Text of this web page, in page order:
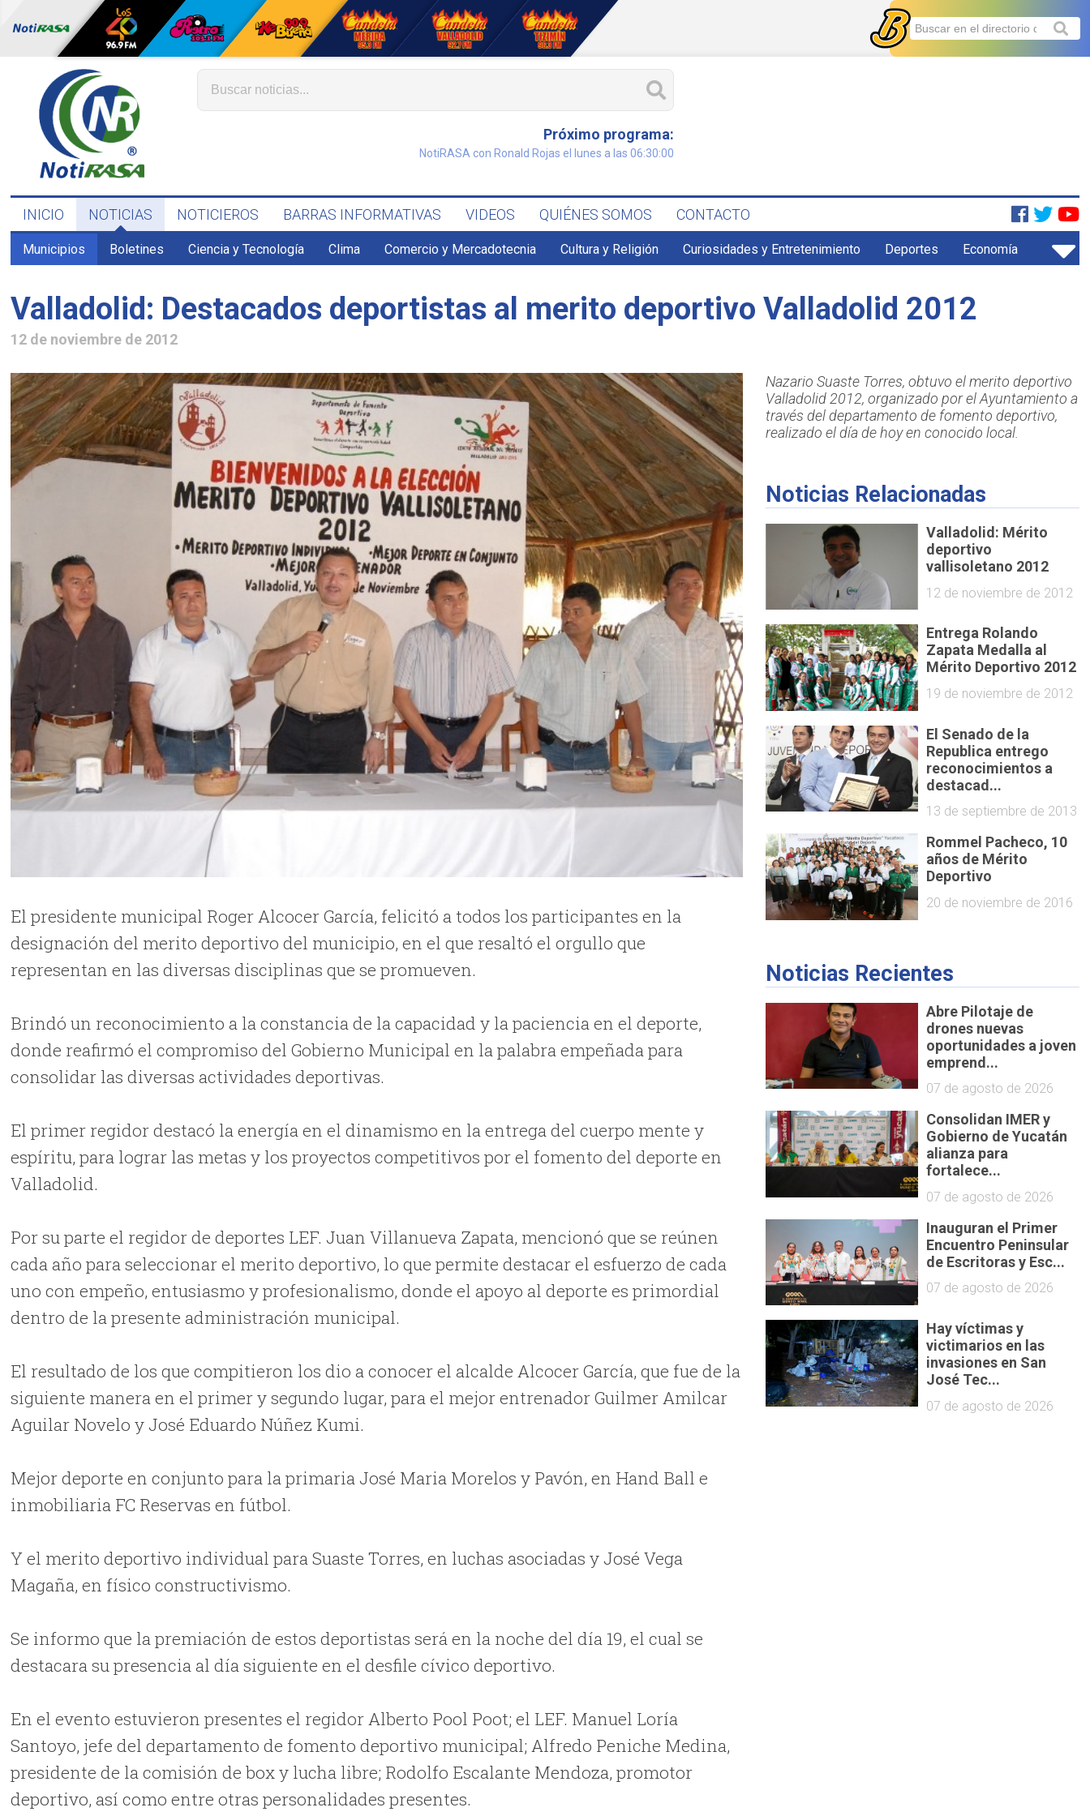
Próximo programa:
NotiRASA con Ronald Rojas el lunes a las 06:30:00
INICIO NOTICIAS NOTICIEROS BARRAS INFORMATIVAS VIDEOS QUIÉNES SOMOS CONTACTO
Municipios Boletines Ciencia y Tecnología Clima Comercio y Mercadotecnia Cultura y Religión Curiosidades y Entretenimiento Deportes Economía
Valladolid: Destacados deportistas al merito deportivo Valladolid 2012
12 de noviembre de 2012
El presidente municipal Roger Alcocer García, felicitó a todos los participantes en la
designación del merito deportivo del municipio, en el que resaltó el orgullo que
representan en las diversas disciplinas que se promueven.
Brindó un reconocimiento a la constancia de la capacidad y la paciencia en el deporte,
donde reafirmó el compromiso del Gobierno Municipal en la palabra empeñada para
consolidar las diversas actividades deportivas.
El primer regidor destacó la energía en el dinamismo en la entrega del cuerpo mente y
espíritu, para lograr las metas y los proyectos competitivos por el fomento del deporte en
Valladolid.
Por su parte el regidor de deportes LEF. Juan Villanueva Zapata, mencionó que se reúnen
cada año para seleccionar el merito deportivo, lo que permite destacar el esfuerzo de cada
uno con empeño, entusiasmo y profesionalismo, donde el apoyo al deporte es primordial
dentro de la presente administración municipal.
El resultado de los que compitieron los dio a conocer el alcalde Alcocer García, que fue de la
siguiente manera en el primer y segundo lugar, para el mejor entrenador Guilmer Amilcar
Aguilar Novelo y José Eduardo Núñez Kumi.
Mejor deporte en conjunto para la primaria José Maria Morelos y Pavón, en Hand Ball e
inmobiliaria FC Reservas en fútbol.
Y el merito deportivo individual para Suaste Torres, en luchas asociadas y José Vega
Magaña, en físico constructivismo.
Se informo que la premiación de estos deportistas será en la noche del día 19, el cual se
destacara su presencia al día siguiente en el desfile cívico deportivo.
En el evento estuvieron presentes el regidor Alberto Pool Poot; el LEF. Manuel Loría
Santoyo, jefe del departamento de fomento deportivo municipal; Alfredo Peniche Medina,
presidente de la comisión de box y lucha libre; Rodolfo Escalante Mendoza, promotor
deportivo, así como entre otras personalidades presentes.
Nazario Suaste Torres, obtuvo el merito deportivo
Valladolid 2012, organizado por el Ayuntamiento a
través del departamento de fomento deportivo,
realizado el día de hoy en conocido local.
Noticias Relacionadas
Valladolid: Mérito
deportivo
vallisoletano 2012
12 de noviembre de 2012
Entrega Rolando
Zapata Medalla al
Mérito Deportivo 2012
19 de noviembre de 2012
El Senado de la
Republica entrego
reconocimientos a
destacad...
13 de septiembre de 2013
Rommel Pacheco, 10
años de Mérito
Deportivo
20 de noviembre de 2016
Noticias Recientes
Abre Pilotaje de
drones nuevas
oportunidades a joven
emprend...
07 de agosto de 2026
Consolidan IMER y
Gobierno de Yucatán
alianza para
fortalece...
07 de agosto de 2026
Inauguran el Primer
Encuentro Peninsular
de Escritoras y Esc...
07 de agosto de 2026
Hay víctimas y
victimarios en las
invasiones en San
José Tec...
07 de agosto de 2026